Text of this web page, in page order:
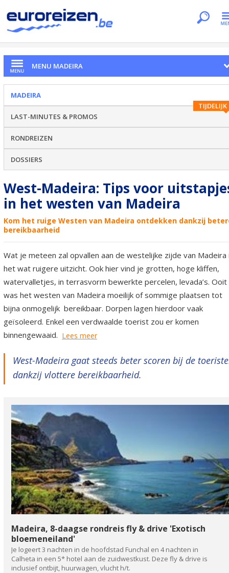
MENU MADEIRA
MADEIRA
TIJDELIJK
LAST-MINUTES & PROMOS
RONDREIZEN
DOSSIERS
West-Madeira: Tips voor
in het westen van Madeira
Kom het ruige Westen van Madeira ontdekken dankzij
bereikbaarheid
Wat je meteen zal opvallen aan de westelijke zijde van Madeira
het wat ruigere uitzicht. Ook hier vind je grotten, hoge kliffen,
watervalletjes, in terrasvorm bewerkte percelen, levada’s. Ooit
was het westen van Madeira moeilijk of sommige plaatsen tot
bijna onmogelijk bereikbaar. Dorpen lagen hierdoor vaak
geïsoleerd. Enkel een verdwaalde toerist zou er komen
binnengewaaid. Lees meer
West-Madeira gaat steeds beter scoren bij de
dankzij vlottere bereikbaarheid.
Madeira, 8-daagse rondreis fly & drive 'Exotisch
bloemeneiland'
Je logeert 3 nachten in de hoofdstad Funchal en 4 nachten in
Calheta in een 5* hotel aan de zuidwestkust. Deze fly & drive is
inclusief ontbijt, huurwagen, vlucht h/t.